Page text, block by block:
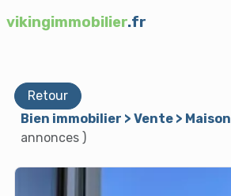
vikingimmobilier.fr
Retour
Bien immobilier > Vente > Maison
annonces )